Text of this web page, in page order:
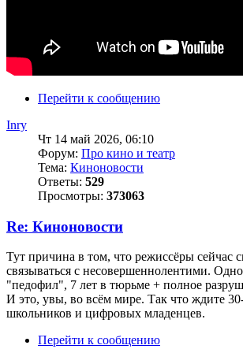
Перейти к сообщению
Inry
Чт 14 май 2026, 06:10
Форум: Про кино и театр
Тема: Киноновости
Ответы: 529
Просмотры: 373063
Re: Киноновости
Тут причина в том, что режиссёры сейчас
связываться с несовершеннолентими.
"педофил", 7 лет в тюрьме + полное
И это, увы, во всём мире. Так что ждите
школьников и цифровых младенцев.
Перейти к сообщению